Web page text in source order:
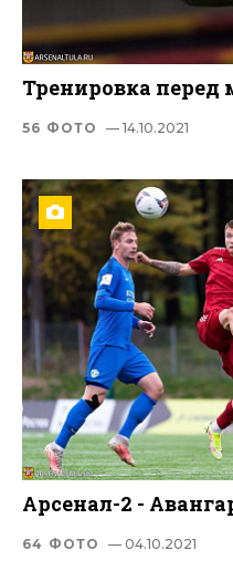
Тренировка перед
56 ФОТО — 14.10.2021
Арсенал-2 -
64 ФОТО — 04.10.2021